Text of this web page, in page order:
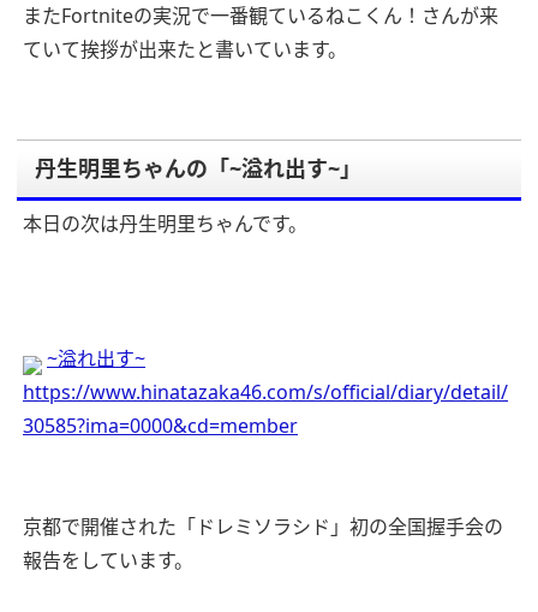
またFortniteの実況で一番観ているねこくん！さんが来
ていて挨拶が出来たと書いています。
丹生明里ちゃんの「~溢れ出す~」
本日の次は丹生明里ちゃんです。
~溢れ出す~
https://www.hinatazaka46.com/s/official/diary/detail/
30585?ima=0000&cd=member
京都で開催された「ドレミソラシド」初の全国握手会の
報告をしています。